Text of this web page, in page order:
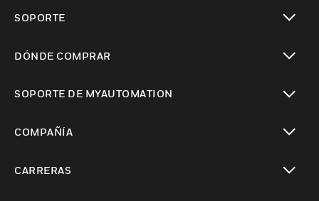
SOPORTE
DÓNDE COMPRAR
SOPORTE DE MYAUTOMATION
COMPAÑÍA
CARRERAS